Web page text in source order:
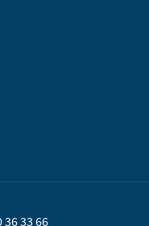
36 33 66